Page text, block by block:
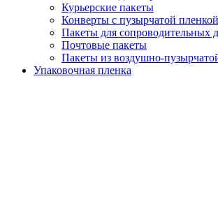
Курьерские пакеты
Конверты с пузырчатой пленкой
Пакеты для сопроводительных
Почтовые пакеты
Пакеты из воздушно-
Упаковочная пленка